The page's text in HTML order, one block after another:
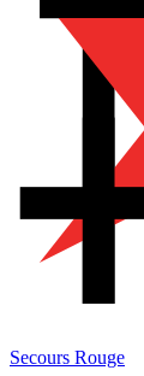
Secours Rouge